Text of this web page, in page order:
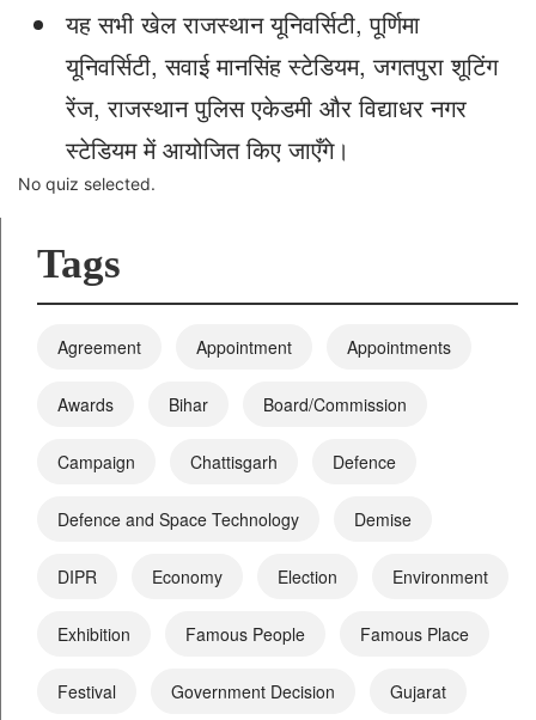
यह सभी खेल राजस्थान यूनिवर्सिटी, पूर्णिमा
यूनिवर्सिटी, सवाई मानसिंह स्टेडियम, जगतपुरा शूटिंग
रेंज, राजस्थान पुलिस एकेडमी और विद्याधर नगर
स्टेडियम में आयोजित किए जाएँगे।
No quiz selected.
Tags
Agreement Appointment Appointments
Awards Bihar Board/Commission
Campaign Chattisgarh Defence
Defence and Space Technology Demise
DIPR Economy Election Environment
Exhibition Famous People Famous Place
Festival Government Decision Gujarat